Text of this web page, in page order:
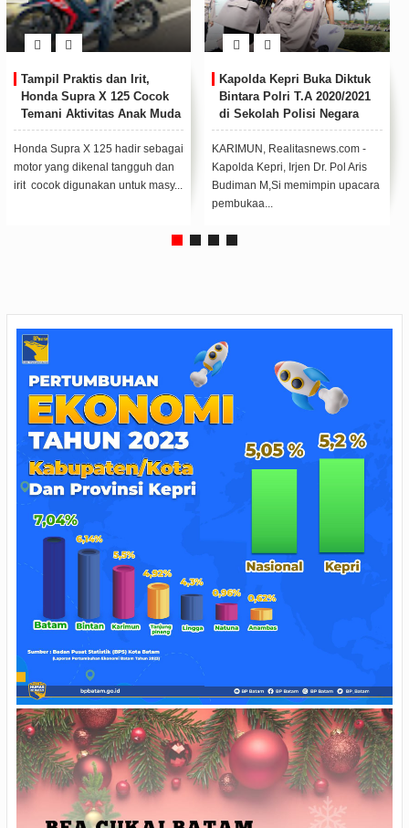
Tampil Praktis dan Irit,
Honda Supra X 125 Cocok
Temani Aktivitas Anak Muda
di Kepri
Honda Supra X 125 hadir sebagai
motor yang dikenal tangguh dan
irit cocok digunakan untuk masy...
Kapolda Kepri Buka Diktuk
Bintara Polri T.A 2020/2021
di Sekolah Polisi Negara
Polda Kepri
KARIMUN, Realitasnews.com -
Kapolda Kepri, Irjen Dr. Pol Aris
Budiman M,Si memimpin upacara
pembukaa...